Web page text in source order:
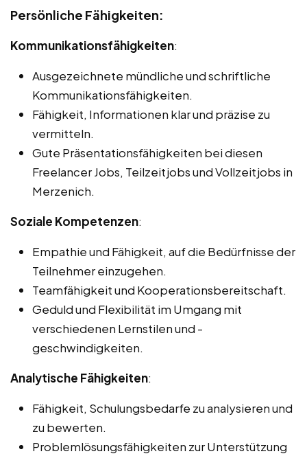
Persönliche Fähigkeiten:
Kommunikationsfähigkeiten:
Ausgezeichnete mündliche und schriftliche
Kommunikationsfähigkeiten.
Fähigkeit, Informationen klar und präzise zu
vermitteln.
Gute Präsentationsfähigkeiten bei diesen
Freelancer Jobs, Teilzeitjobs und Vollzeitjobs in
Merzenich.
Soziale Kompetenzen:
Empathie und Fähigkeit, auf die Bedürfnisse der
Teilnehmer einzugehen.
Teamfähigkeit und Kooperationsbereitschaft.
Geduld und Flexibilität im Umgang mit
verschiedenen Lernstilen und -
geschwindigkeiten.
Analytische Fähigkeiten:
Fähigkeit, Schulungsbedarfe zu analysieren und
zu bewerten.
Problemlösungsfähigkeiten zur Unterstützung